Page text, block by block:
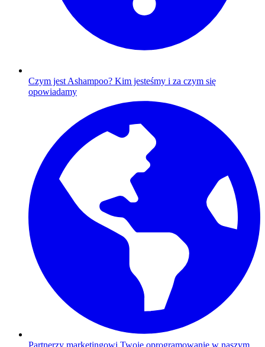
Czym jest Ashampoo? Kim jesteśmy i za czym się
opowiadamy
Partnerzy marketingowi Twoje oprogramowanie w naszym